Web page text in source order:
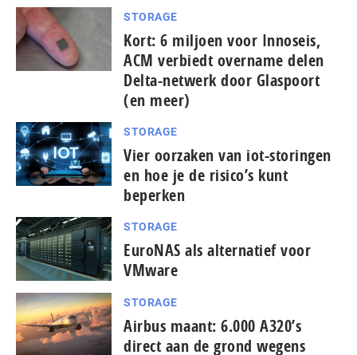
STORAGE
Kort: 6 miljoen voor Innoseis,
ACM verbiedt overname delen
Delta-netwerk door Glaspoort
(en meer)
STORAGE
Vier oorzaken van iot-storingen
en hoe je de risico’s kunt
beperken
STORAGE
EuroNAS als alternatief voor
VMware
STORAGE
Airbus maant: 6.000 A320’s
direct aan de grond wegens